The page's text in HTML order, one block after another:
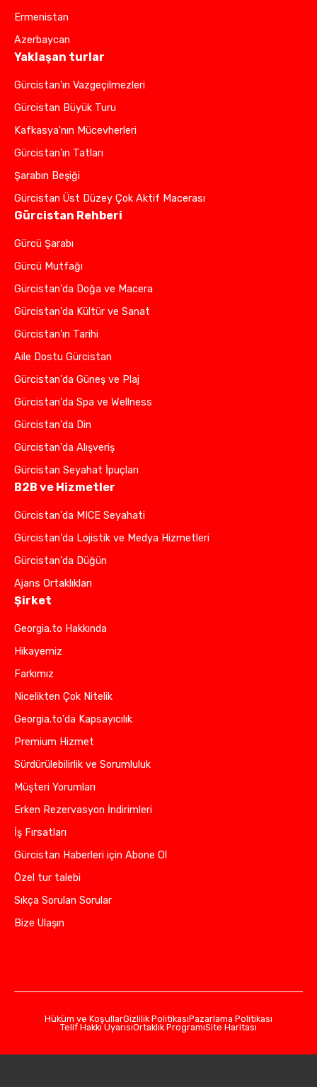
Ermenistan
Azerbaycan
Yaklaşan turlar
Gürcistan'ın Vazgeçilmezleri
Gürcistan Büyük Turu
Kafkasya'nın Mücevherleri
Gürcistan'ın Tatları
Şarabın Beşiği
Gürcistan Üst Düzey Çok Aktif Macerası
Gürcistan Rehberi
Gürcü Şarabı
Gürcü Mutfağı
Gürcistan'da Doğa ve Macera
Gürcistan'da Kültür ve Sanat
Gürcistan'ın Tarihi
Aile Dostu Gürcistan
Gürcistan'da Güneş ve Plaj
Gürcistan'da Spa ve Wellness
Gürcistan'da Din
Gürcistan'da Alışveriş
Gürcistan Seyahat İpuçları
B2B ve Hizmetler
Gürcistan'da MICE Seyahati
Gürcistan'da Lojistik ve Medya Hizmetleri
Gürcistan'da Düğün
Ajans Ortaklıkları
Şirket
Georgia.to Hakkında
Hikayemiz
Farkımız
Nicelikten Çok Nitelik
Georgia.to'da Kapsayıcılık
Premium Hizmet
Sürdürülebilirlik ve Sorumluluk
Müşteri Yorumları
Erken Rezervasyon İndirimleri
İş Fırsatları
Gürcistan Haberleri için Abone Ol
Özel tur talebi
Sıkça Sorulan Sorular
Bize Ulaşın
Hüküm ve KoşullarGizlilik PolitikasıPazarlama Politikası
Telif Hakkı UyarısıOrtaklık ProgramıSite Haritası